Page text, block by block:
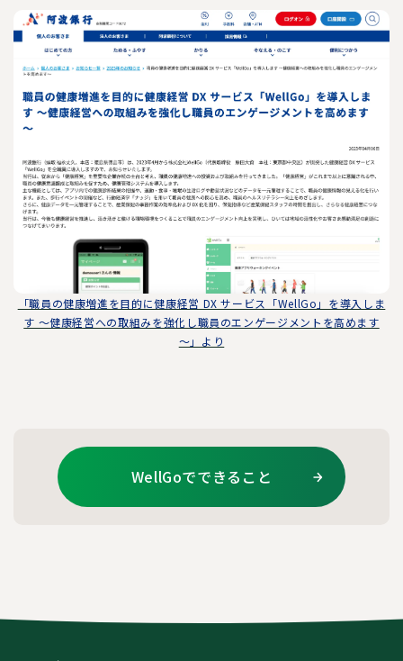
「職員の健康増進を目的に健康経営 DX サービス「WellGo」を導入しま
す ～健康経営への取組みを強化し職員のエンゲージメントを高めます
～」より
WellGoでできること